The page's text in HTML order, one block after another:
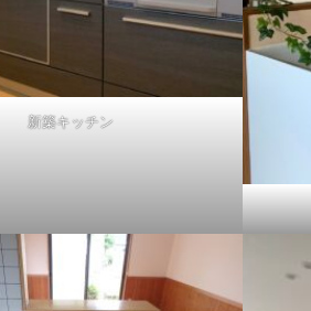
新築キッチン